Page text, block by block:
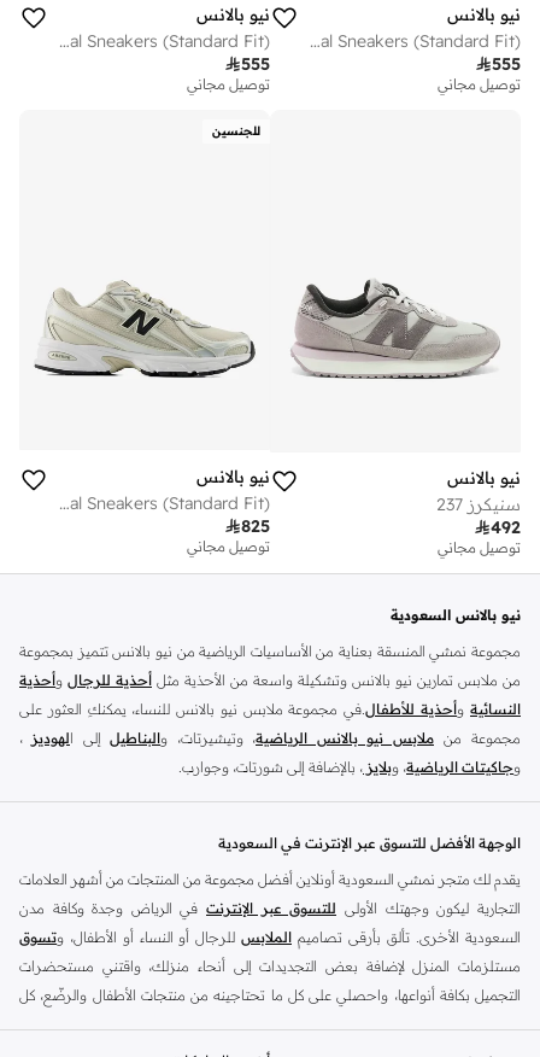
نيو بالانس
Kids 740 Bungee Lace casual Sneakers (Standard Fit)
555
توصيل مجاني
نيو بالانس
Kids 740 Lace casual Sneakers (Standard Fit)
555
توصيل مجاني
نيو بالانس
سنيكرز 237
492
توصيل مجاني
للجنسين
نيو بالانس
Unisex 740 casual Sneakers (Standard Fit)
825
توصيل مجاني
نيو بالانس السعودية
مجموعة نمشي المنسقة بعناية من الأساسيات الرياضية من نيو بالانس تتميز بمجموعة
من ملابس تمارين نيو بالانس وتشكيلة واسعة من الأحذية مثل أحذية للرجال وأحذية
النسائية وأحذية للأطفال .في مجموعة ملابس نيو بالانس للنساء، يمكنكِ العثور على
مجموعة من ملابس نيو بالانس الرياضية، وتيشيرتات، والبناطيل إلى الهوديز ،
وجاكيتات الرياضية، وبلايز ، بالإضافة إلى شورتات، وجوارب.
تسوقأزياء الرجال من نيو بالانسللملابس المناسبة للتمرين مثلالملابس الرياضية
التيشرتات
قماش وبناطيل متنوعة والجوارب و الملابس الداخلية و
ملابس نيو بلانس والأحذيةبشكل أفضل مع المناسبات الغير رسمية والرياضية وأسلوب
الحياة العادي بالإضافة إلى المناسبات المتعلقة بالركض والتدريب. تسوق أحذية تريل من
نيو بالانس للرجال لرحلتك القادمة في المشي لمسافات طويلة. اشترِأحذية للرجال
وأحذية رياضية حمراء مثل أحذية سنيكرز قصير الرقبة وكذلك أحذية نيو بالانس الخضراء
للرجال في أحذية رياضية مثل ترينرز. تعتبر ملابس وأحذية التمارين الرياضية للرجال من
نيو بالانس مثالية للحفاظ على المظهر الأنيق داخل وخارج الجيم. تسوق من أحذية نيو
الوجهة الأفضل للتسوق عبر الإنترنت في السعودية
يقدم لك متجر نمشي السعودية أونلاين أفضل مجموعة من المنتجات من أشهر العلامات
التجارية ليكون وجهتك الأولى للتسوق عبر الإنترنت في الرياض وجدة وكافة مدن
السعودية الأخرى. تألق بأرقى تصاميم الملابس للرجال أو النساء أو الأطفال، وتسوق
مستلزمات المنزل لإضافة بعض التجديدات إلى أنحاء منزلك، واقتني مستحضرات
التجميل بكافة أنواعها، واحصلي على كل ما تحتاجينه من منتجات الأطفال والرضّع، كل